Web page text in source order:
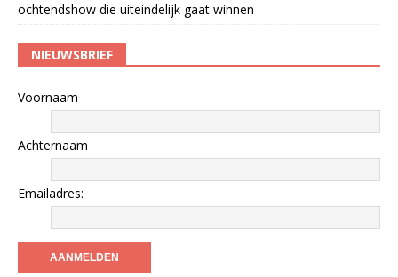
ochtendshow die uiteindelijk gaat winnen
NIEUWSBRIEF
Voornaam
Achternaam
Emailadres: